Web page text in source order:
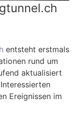
entsteht erstmals
rund um
aktualisiert
Ereignissen im